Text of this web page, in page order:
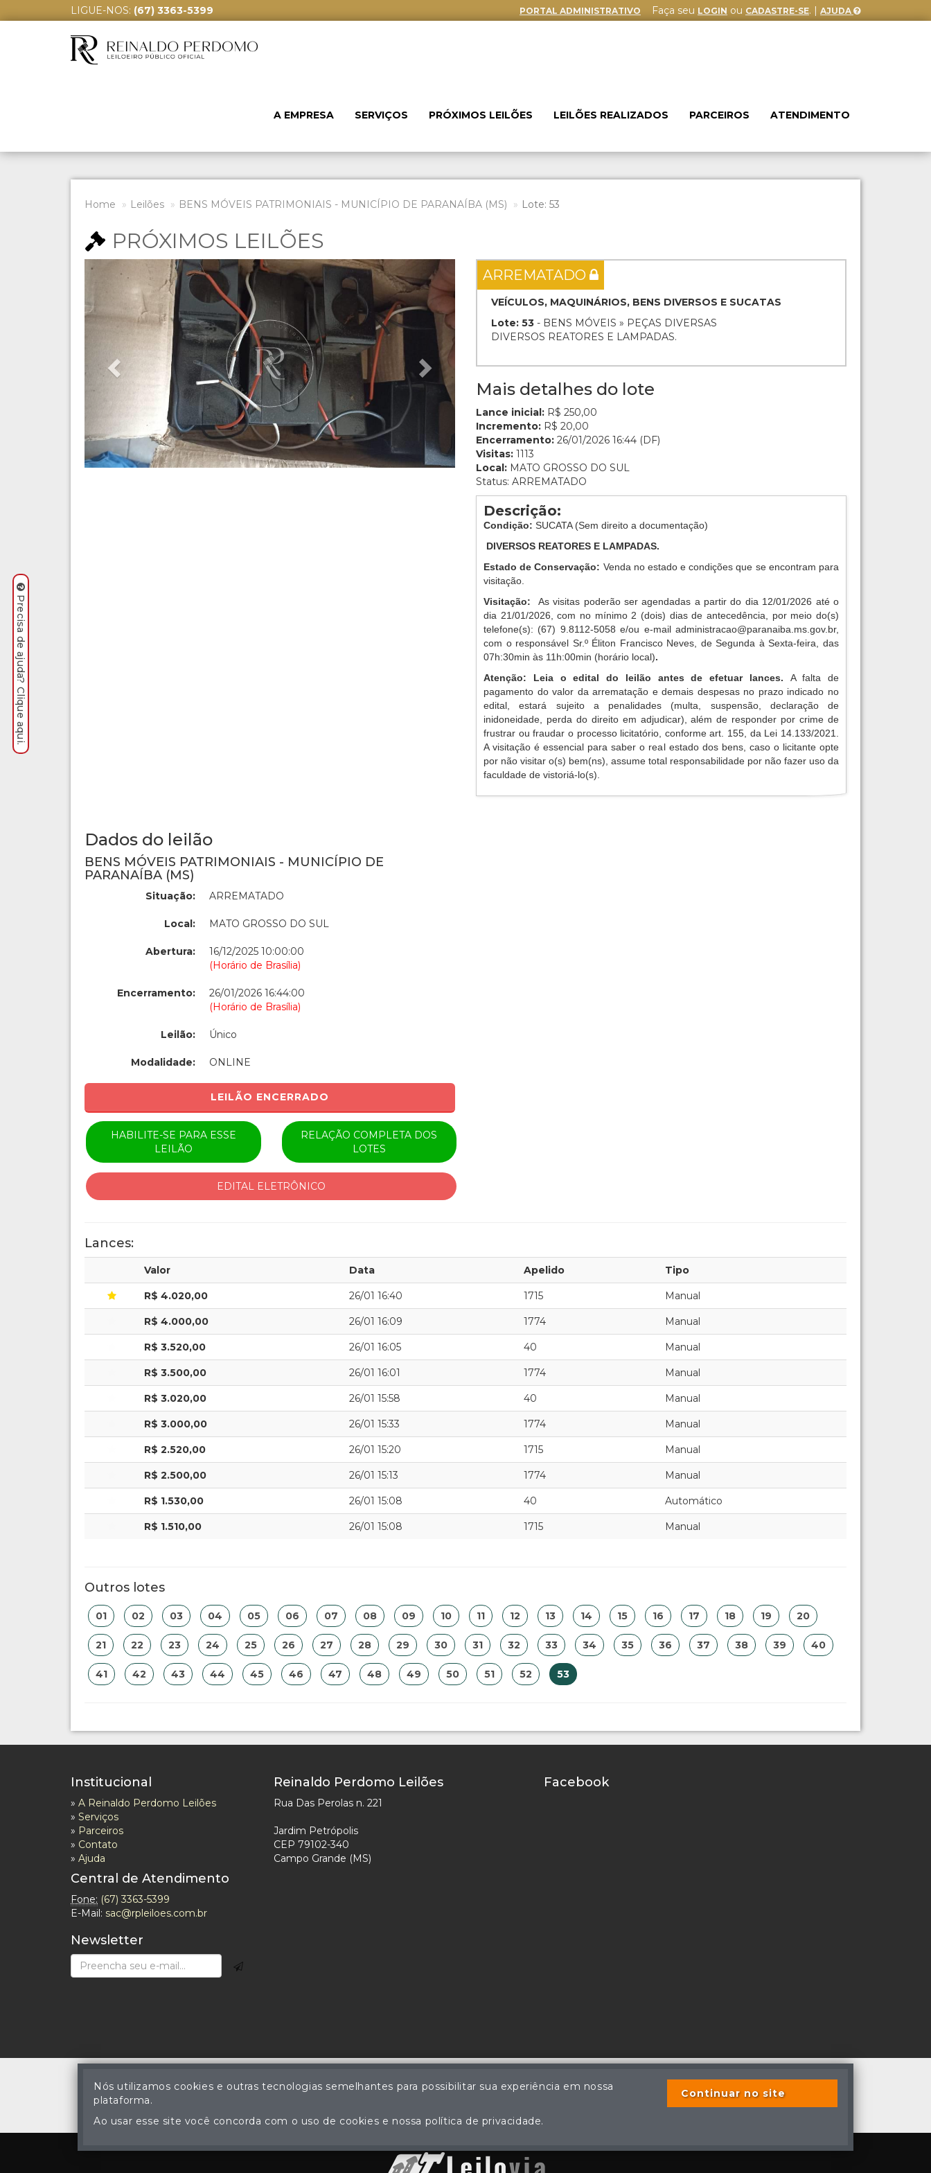
LIGUE-NOS: (67) 3363-5399 PORTAL ADMINISTRATIVO Faça seu LOGIN ou CADASTRE-SE. | AJUDA
A EMPRESA SERVIÇOS PRÓXIMOS LEILÕES LEILÕES REALIZADOS PARCEIROS ATENDIMENTO
Home Leilões BENS MÓVEIS PATRIMONIAIS - MUNICÍPIO DE PARANAÍBA (MS) Lote: 53
PRÓXIMOS LEILÕES
Previous Next ARREMATADO
VEÍCULOS, MAQUINÁRIOS, BENS DIVERSOS E SUCATAS
Lote: 53 - BENS MÓVEIS » PEÇAS DIVERSAS
DIVERSOS REATORES E LAMPADAS.
Mais detalhes do lote
Lance inicial: R$ 250,00
Incremento: R$ 20,00
Encerramento: 26/01/2026 16:44 (DF)
Visitas: 1113
Local: MATO GROSSO DO SUL
Status: ARREMATADO
Descrição:
Condição: SUCATA (Sem direito a documentação)
DIVERSOS REATORES E LAMPADAS.
Estado de Conservação: Venda no estado e condições que se encontram para
visitação.
Visitação: As visitas poderão ser agendadas a partir do dia 12/01/2026 até o
dia 21/01/2026, com no mínimo 2 (dois) dias de antecedência, por meio do(s)
telefone(s): (67) 9.8112-5058 e/ou e-mail administracao@paranaiba.ms.gov.br,
com o responsável Sr.º Éliton Francisco Neves, de Segunda à Sexta-feira, das
07h:30min às 11h:00min (horário local).
Atenção: Leia o edital do leilão antes de efetuar lances. A falta de
pagamento do valor da arrematação e demais despesas no prazo indicado no
edital, estará sujeito a penalidades (multa, suspensão, declaração de
inidoneidade, perda do direito em adjudicar), além de responder por crime de
frustrar ou fraudar o processo licitatório, conforme art. 155, da Lei 14.133/2021.
A visitação é essencial para saber o real estado dos bens, caso o licitante opte
por não visitar o(s) bem(ns), assume total responsabilidade por não fazer uso da
faculdade de vistoriá-lo(s).
Dados do leilão
BENS MÓVEIS PATRIMONIAIS - MUNICÍPIO DE
PARANAÍBA (MS)
Situação: ARREMATADO
Local: MATO GROSSO DO SUL
Abertura:
16/12/2025 10:00:00
(Horário de Brasília)
Encerramento:
26/01/2026 16:44:00
(Horário de Brasília)
Leilão: Único
Modalidade: ONLINE
LEILÃO ENCERRADO
HABILITE-SE PARA ESSE
LEILÃO
RELAÇÃO COMPLETA DOS
LOTES
EDITAL ELETRÔNICO
Lances:
Valor Data Apelido Tipo
R$ 4.020,00 26/01 16:40 1715 Manual
R$ 4.000,00 26/01 16:09 1774 Manual
R$ 3.520,00 26/01 16:05 40 Manual
R$ 3.500,00 26/01 16:01 1774 Manual
R$ 3.020,00 26/01 15:58 40 Manual
R$ 3.000,00 26/01 15:33 1774 Manual
R$ 2.520,00 26/01 15:20 1715 Manual
R$ 2.500,00 26/01 15:13 1774 Manual
R$ 1.530,00 26/01 15:08 40 Automático
R$ 1.510,00 26/01 15:08 1715 Manual
Outros lotes
01 02 03 04 05 06 07 08 09 10 11 12 13 14 15 16 17 18 19 20
21 22 23 24 25 26 27 28 29 30 31 32 33 34 35 36 37 38 39 40
41 42 43 44 45 46 47 48 49 50 51 52 53
Institucional
» A Reinaldo Perdomo Leilões
» Serviços
» Parceiros
» Contato
» Ajuda
Central de Atendimento
Fone: (67) 3363-5399
E-Mail: sac@rpleiloes.com.br
Newsletter
Reinaldo Perdomo Leilões
Rua Das Perolas n. 221
Jardim Petrópolis
CEP 79102-340
Campo Grande (MS)
Facebook
© Reinaldo Rodrigues Perdomo - Leiloeiro Público Oficial - Matrícula nº 83 JUCEMS - Todos os direitos reservados
A cópia ou reprodução não autorizada do conteúdo deste site poderá acarretar em penas previstas em lei.
Precisa de ajuda? Clique aqui.
Nós utilizamos cookies e outras tecnologias semelhantes para possibilitar sua experiência em nossa
plataforma.
Ao usar esse site você concorda com o uso de cookies e nossa política de privacidade.
Continuar no site